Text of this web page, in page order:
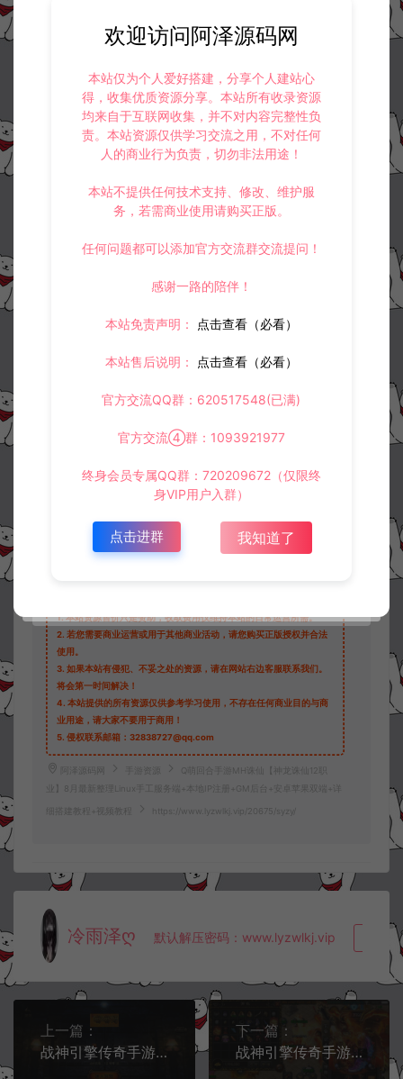
此资源仅限注册用户下载，请先 登录
打赏
1.本站资源售价只是赞助，收取费用仅维持本站的日常运营所需。
2. 若您需要商业运营或用于其他商业活动，请您购买正版授权并合法
使用。
3. 如果本站有侵犯、不妥之处的资源，请在网站右边客服联系我们。
将会第一时间解决！
4. 本站提供的所有资源仅供参考学习使用，不存在任何商业目的与商
业用途，请大家不要用于商用！
5. 侵权联系邮箱：32838727@qq.com
阿泽源码网 手游资源
Q萌回合手游MH诛仙【神龙诛仙12职
业】8月最新整理Linux手工服务端+本地IP注册+GM后台+安卓苹果双端+详
细搭建教程+视频教程 https://www.lyzwlkj.vip/20675/syzy/
冷雨泽ღ 默认解压密码：www.lyzwlkj.vip 复
上一篇：
战神引擎传奇手游【经典03年我本沉默嘟嘟[白猪3]】8月最新整理Win一键服务端+GM授权后台+安卓苹果双端+详细搭建教程+视频教程
下一篇：
战神引擎传奇手游【永恒传说三职业重整免芒果库版】8月最新整理Win一键服务端+GM授权后台+安卓苹果双端+详细搭建教程+视频教程
欢迎访问阿泽源码网
本站仅为个人爱好搭建，分享个人建站心
得，收集优质资源分享。本站所有收录资源
均来自于互联网收集，并不对内容完整性负
责。本站资源仅供学习交流之用，不对任何
人的商业行为负责，切勿非法用途！
本站不提供任何技术支持、修改、维护服
务，若需商业使用请购买正版。
任何问题都可以添加官方交流群交流提问！
感谢一路的陪伴！
本站免责声明： 点击查看（必看）
本站售后说明： 点击查看（必看）
官方交流QQ群：620517548(已满)
官方交流④群：1093921977
终身会员专属QQ群：720209672（仅限终
身VIP用户入群）
点击进群 我知道了